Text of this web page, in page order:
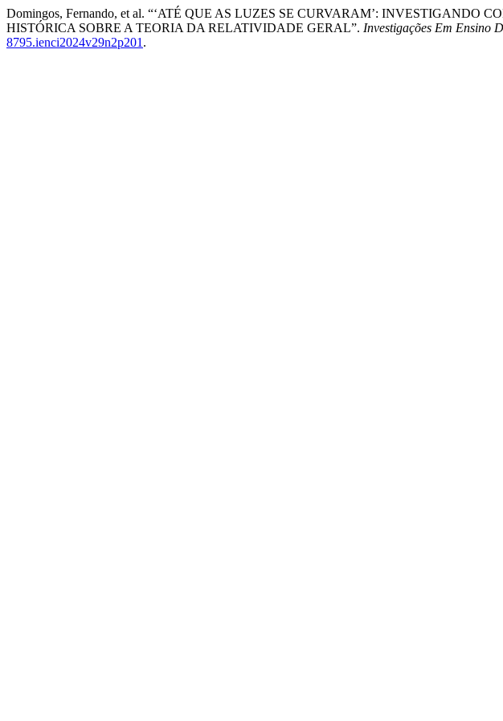
Domingos, Fernando, et al. “‘ATÉ QUE AS LUZES SE CURVARAM’: INVESTIGANDO
HISTÓRICA SOBRE A TEORIA DA RELATIVIDADE GERAL”. Investigações Em Ensino
8795.ienci2024v29n2p201 .